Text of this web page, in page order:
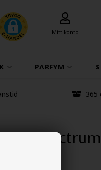
Mitt konto
PARFYM
365
Spectrum